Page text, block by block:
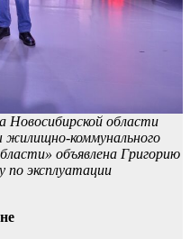
Новосибирской области
жилищно-коммунального
объявлена Григорию
по эксплуатации